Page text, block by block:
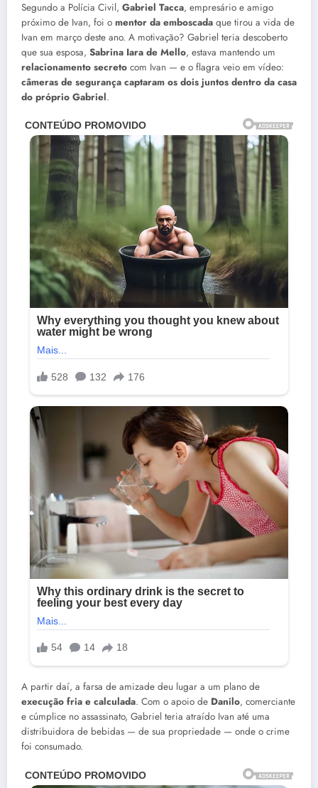
Segundo a Polícia Civil, Gabriel Tacca, empresário e amigo
próximo de Ivan, foi o mentor da emboscada que tirou a vida de
Ivan em março deste ano. A motivação? Gabriel teria descoberto
que sua esposa, Sabrina Iara de Mello, estava mantendo um
relacionamento secreto com Ivan — e o flagra veio em vídeo:
câmeras de segurança captaram os dois juntos dentro da casa
do próprio Gabriel.
A partir daí, a farsa de amizade deu lugar a um plano de
execução fria e calculada. Com o apoio de Danilo, comerciante
e cúmplice no assassinato, Gabriel teria atraído Ivan até uma
distribuidora de bebidas — de sua propriedade — onde o crime
foi consumado.